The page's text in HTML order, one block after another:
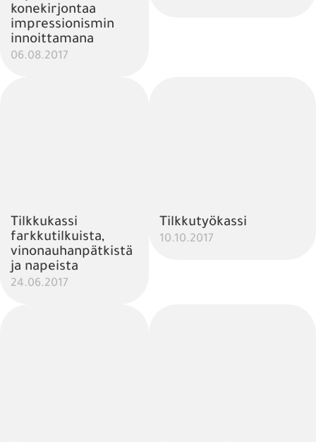
konekirjontaa
impressionismin
innoittamana
06.08.2017
Tilkkukassi
farkkutilkuista,
vinonauhanpätkistä
ja napeista
24.06.2017
Tilkkutyökassi
10.10.2017